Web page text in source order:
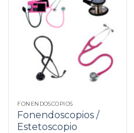
FONENDOSCOPIOS
Fonendoscopios /
Estetoscopio